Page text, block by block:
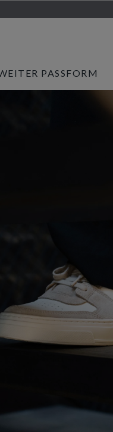
PASSFORM